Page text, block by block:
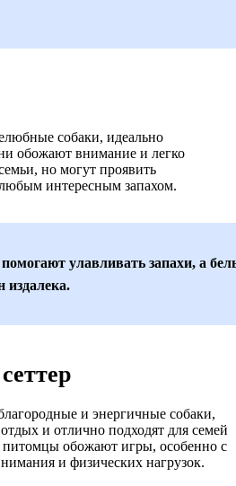
собаки, идеально
обожают внимание и легко
но могут проявить
любым интересным запахом.
улавливать запахи, а
издалека.
и энергичные собаки,
и отлично подходят для семей
обожают игры, особенно с
и физических нагрузок.